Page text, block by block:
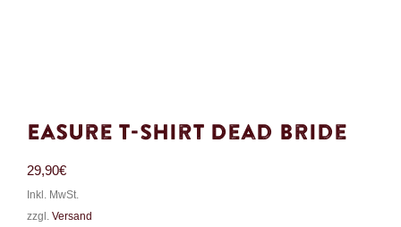
Easure T-Shirt Dead Bride
29,90€
Inkl. MwSt.
zzgl. Versand